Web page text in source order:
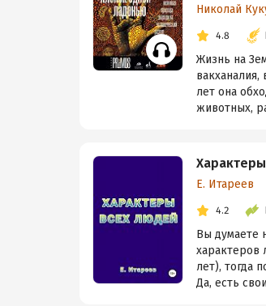
Николай
4.8
Жизнь на
лет она
животных,
Е. Итареев
4.2
Вы думаете
характеров
лет), тогда
Да, есть